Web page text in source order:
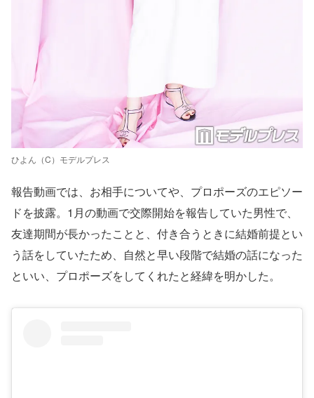
ひよん（C）モデルプレス
報告動画では、お相手についてや、プロポーズのエピソー
ドを披露。1月の動画で交際開始を報告していた男性で、
友達期間が長かったことと、付き合うときに結婚前提とい
う話をしていたため、自然と早い段階で結婚の話になった
といい、プロポーズをしてくれたと経緯を明かした。